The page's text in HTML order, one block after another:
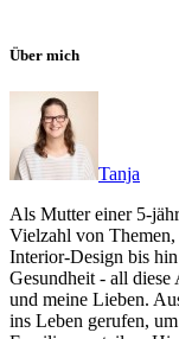
Über mich
Tanja
Als Mutter einer 5-
Vielzahl von Themen,
Interior-Design bis
Gesundheit - all
und meine Lieben.
ins Leben gerufen,